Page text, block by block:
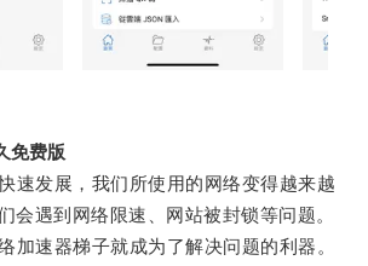
免费版
发展，我们所使用的网络变得越来越
会遇到网络限速、网站被封锁等问题。
速器梯子就成为了解决问题的利器。